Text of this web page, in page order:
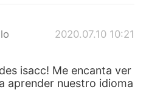
Việt
2020.07.10 10:21
isacc! Me encanta ver
aprender nuestro idioma